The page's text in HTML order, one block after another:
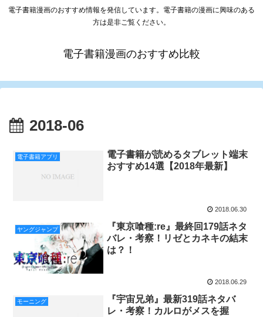
電子書籍漫画のおすすめ情報を発信しています。電子書籍の漫画に興味のある
方は是非ご覧ください。
電子書籍漫画のおすすめ比較
2018-06
電子書籍アプリ
電子書籍が読めるタブレット端末
おすすめ14選【2018年最新】
2018.06.30
ヤングジャンプ
『東京喰種:re』最終回179話ネタ
バレ・考察！リゼとカネキの結末
は？！
2018.06.29
モーニング
『宇宙兄弟』最新319話ネタバ
レ・考察！カルロがメスを握